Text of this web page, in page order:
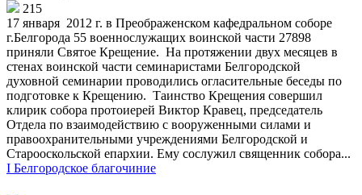
215
17 января 2012 г. в Преображенском кафедральном соборе
г.Белгорода 55 военнослужащих воинской части 27898
приняли Святое Крещение. На протяжении двух месяцев в
стенах воинской части семинаристами Белгородской
духовной семинарии проводились огласительные беседы по
подготовке к Крещению. Таинство Крещения совершил
клирик собора протоиерей Виктор Кравец, председатель
Отдела по взаимодействию с вооруженными силами и
правоохранительными учреждениями Белгородской и
Старооскольской епархии. Ему сослужил священник собора...
I Белгородское благочиние